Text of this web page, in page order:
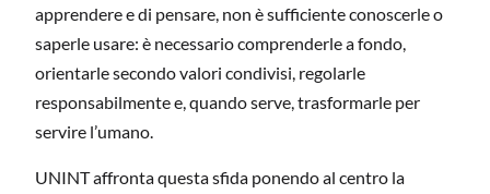
apprendere e di pensare, non è sufficiente conoscerle o
saperle usare: è necessario comprenderle a fondo,
orientarle secondo valori condivisi, regolarle
responsabilmente e, quando serve, trasformarle per
servire l’umano.
UNINT affronta questa sfida ponendoal centro la